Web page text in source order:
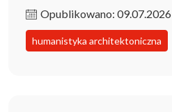
Opublikowano: 09.07.2026
humanistyka architektoniczna